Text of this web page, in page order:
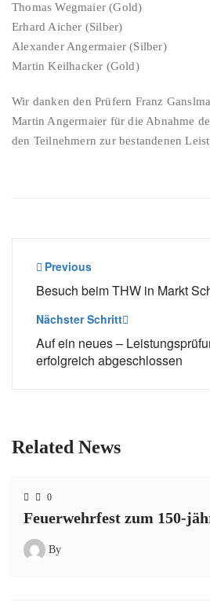
Thomas Wegmaier (Gold)
Erhard Aicher (Silber)
Alexander Angermaier (Silber)
Martin Keilhacker (Gold)
Wir danken den Prüfern Franz
Martin Angermaier für die Abnahme
den Teilnehmern zur bestandenen
Beitragsnavigation
Previous
Besuch beim THW in Markt
Nächster Schritt
Auf ein neues –
erfolgreich abgeschlossen
Related News
0
Feuerwehrfest zum 150-
By